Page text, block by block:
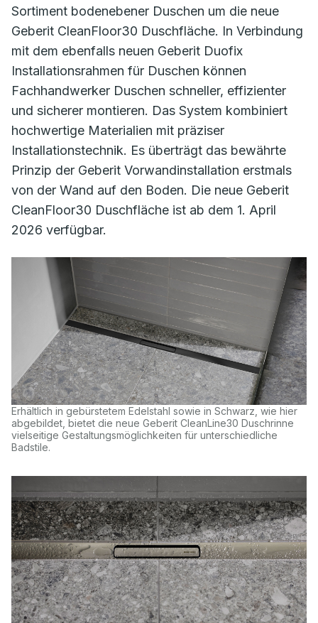
Sortiment bodenebener Duschen um die neue
Geberit CleanFloor30 Duschfläche. In Verbindung
mit dem ebenfalls neuen Geberit Duofix
Installationsrahmen für Duschen können
Fachhandwerker Duschen schneller, effizienter
und sicherer montieren. Das System kombiniert
hochwertige Materialien mit präziser
Installationstechnik. Es überträgt das bewährte
Prinzip der Geberit Vorwandinstallation erstmals
von der Wand auf den Boden. Die neue Geberit
CleanFloor30 Duschfläche ist ab dem 1. April
2026 verfügbar.
Erhältlich in gebürstetem Edelstahl sowie in Schwarz, wie hier
abgebildet, bietet die neue Geberit CleanLine30 Duschrinne
vielseitige Gestaltungsmöglichkeiten für unterschiedliche
Badstile.